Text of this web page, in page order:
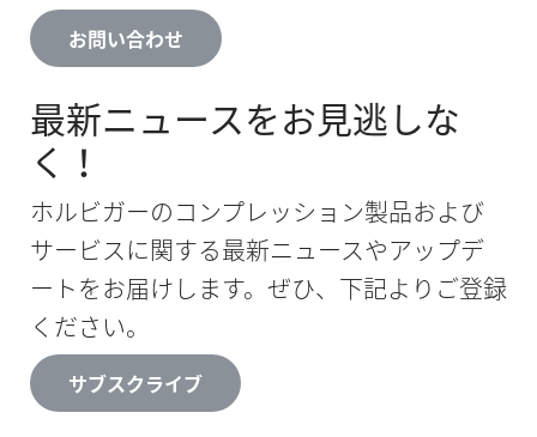
お問い合わせ
最新ニュースをお見逃しな
く！
ホルビガーのコンプレッション製品および
サービスに関する最新ニュースやアップデ
ートをお届けします。ぜひ、下記よりご登録
ください。
サブスクライブ